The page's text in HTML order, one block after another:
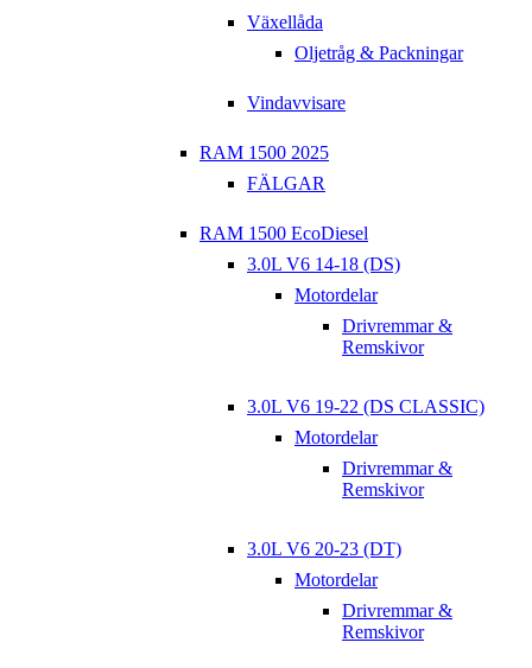
Växellåda
Oljetråg & Packningar
Vindavvisare
RAM 1500 2025
FÄLGAR
RAM 1500 EcoDiesel
3.0L V6 14-18 (DS)
Motordelar
Drivremmar &
Remskivor
3.0L V6 19-22 (DS CLASSIC)
Motordelar
Drivremmar &
Remskivor
3.0L V6 20-23 (DT)
Motordelar
Drivremmar &
Remskivor